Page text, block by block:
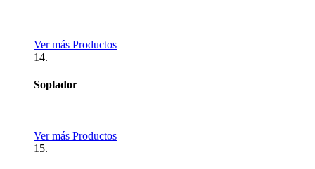
Ver más Productos
14.
Soplador
Ver más Productos
15.